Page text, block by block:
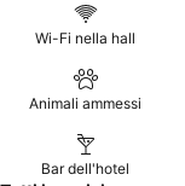
Wi-Fi nella hall
Animali ammessi
Bar dell'hotel